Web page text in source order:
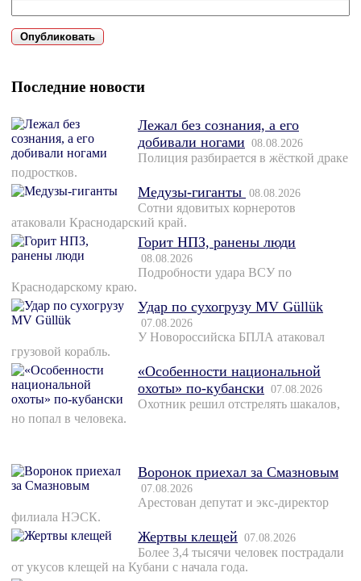
Последние новости
Лежал без сознания, а его
добивали ногами 08.08.2026
Полиция разбирается в жёсткой драке
подростков.
Медузы-гиганты 08.08.2026
Сотни ядовитых корнеротов
атаковали Краснодарский край.
Горит НПЗ, ранены люди
08.08.2026
Подробности удара ВСУ по
Краснодарскому краю.
Удар по сухогрузу MV Güllük
07.08.2026
У Новороссийска БПЛА атаковал
грузовой корабль.
«Особенности национальной
охоты» по-кубански 07.08.2026
Охотник решил отстрелять шакалов,
но попал в человека.
Воронок приехал за Смазновым
07.08.2026
Арестован депутат и экс-директор
филиала НЭСК.
Жертвы клещей 07.08.2026
Более 3,4 тысячи человек пострадали
от укусов клещей на Кубани с начала года.